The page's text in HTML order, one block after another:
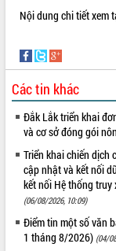
Khám bệnh, cấp phát
và tặng quà người dân
Hội nghị UBND tỉnh Đắk
tháng 7/2026
Lễ truy tặng danh hiệu
Nam Anh hùng” và trao
Lao động
UBND tỉnh Đắk Lắk triển
ALBUM ẢNH
Nội dung chi tiết xem
Các tin khác
Đắk Lắk triển khai
và cơ sở đóng gói
Triển khai chiến dịch
cập nhật và kết nối
kết nối Hệ thống
(06/08/2026, 10:09)
Điểm tin một số văn
1 tháng 8/2026) (04/